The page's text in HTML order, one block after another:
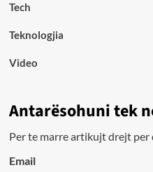
Tech
Teknologjia
Video
Antarësohuni tek
Per te marre artikujt drejt
Email